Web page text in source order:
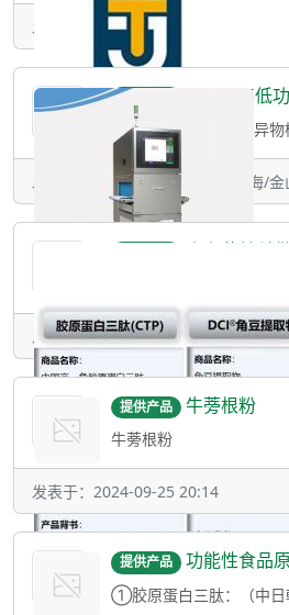
发表于：2024-10-28 09:03 • 上海/松
提供产品 LXR3915低功
发表于：2024-10-21 16:44 • 上海/金
山东艾美科供功
发表于：2024-10-09 09:54 • 山东
提供产品 牛蒡根粉
牛蒡根粉
发表于：2024-09-25 20:14
提供产品 功能性食品